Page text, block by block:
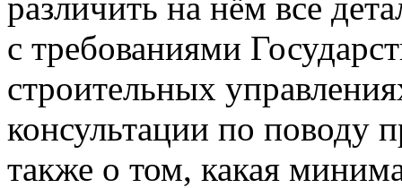
с требованиями
строительных
консультации по поводу
также о том, какая